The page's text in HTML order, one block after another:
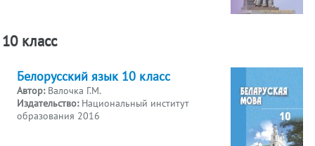
10 класс
Белорусский язык 10 класс
Автор: Валочка Г.М.
Издательство: Национальный институт
образования 2016